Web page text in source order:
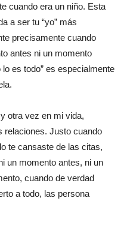
cuando era un niño. Esta
a ser tu “yo” más
precisamente cuando
antes ni un momento
es todo” es especialmente
otra vez en mi vida,
relaciones. Justo cuando
te cansaste de las citas,
un momento antes, ni un
cuando de verdad
a todo, las persona